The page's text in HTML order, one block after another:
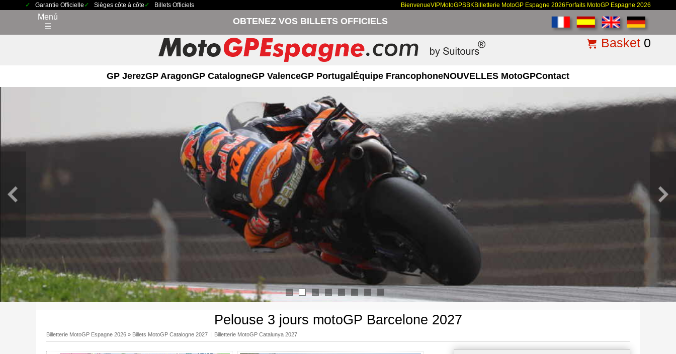
Garantie Officielle Sièges côte à côte Billets Officiels BienvenueVIPMotoGPSBKBilletterie MotoGP Espagne 2026 Forfaits MotoGP Espagne 2026
Menú
☰
OBTENEZ VOS BILLETS OFFICIELS
Basket 0
GP JerezGP AragonGP CatalogneGP ValenceGP PortugalÉquipe FrancophoneNOUVELLES MotoGPContact
1 3 4
Pelouse 3 jours motoGP Barcelone 2027
Billetterie MotoGP Espagne 2026 » Billets MotoGP Catalogne 2027 | Billetterie MotoGP Catalunya 2027